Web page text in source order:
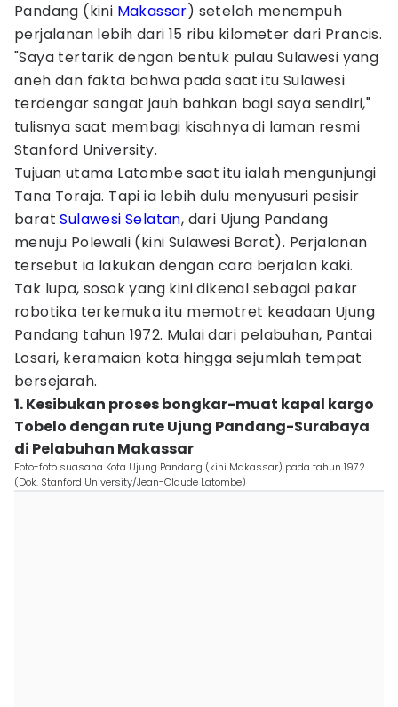
Pandang (kini Makassar) setelah menempuh
perjalanan lebih dari 15 ribu kilometer dari Prancis.
"Saya tertarik dengan bentuk pulau Sulawesi yang
aneh dan fakta bahwa pada saat itu Sulawesi
terdengar sangat jauh bahkan bagi saya sendiri,"
tulisnya saat membagi kisahnya di laman resmi
Stanford University.
Tujuan utama Latombe saat itu ialah mengunjungi
Tana Toraja. Tapi ia lebih dulu menyusuri pesisir
baratSulawesi Selatan, dari Ujung Pandang
menuju Polewali (kini Sulawesi Barat). Perjalanan
tersebut ia lakukan dengan cara berjalan kaki.
Tak lupa, sosok yang kini dikenal sebagai pakar
robotika terkemuka itu memotret keadaan Ujung
Pandang tahun 1972. Mulai dari pelabuhan, Pantai
Losari, keramaian kota hingga sejumlah tempat
bersejarah.
1. Kesibukan proses bongkar-muat kapal kargo
Tobelo dengan rute Ujung Pandang-Surabaya
di Pelabuhan Makassar
Foto-foto suasana Kota Ujung Pandang (kini Makassar) pada tahun 1972.
(Dok. Stanford University/Jean-Claude Latombe)